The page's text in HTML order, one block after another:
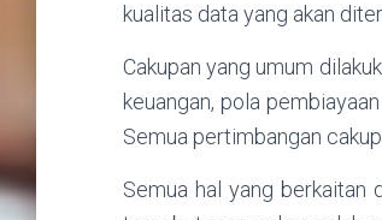
kualitas data yang akan
Cakupan yang umum
keuangan, pola
Semua pertimbangan
Semua hal yang berkaitan